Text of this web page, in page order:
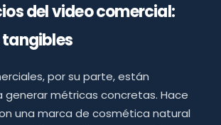
del video comercial:
por su parte, están
generar métricas concretas. Hace
una marca de cosmética natural